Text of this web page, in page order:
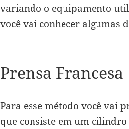
variando o equipamento
você vai conhecer algumas
Prensa Francesa
Para esse método você vai
que consiste em um